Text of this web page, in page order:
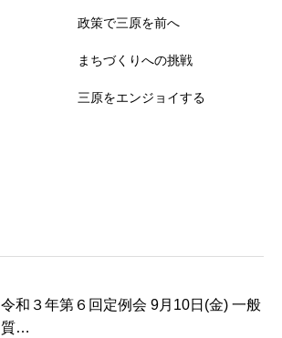
政策で三原を前へ
まちづくりへの挑戦
三原をエンジョイする
令和３年第６回定例会 9月10日(金) 一般
質…